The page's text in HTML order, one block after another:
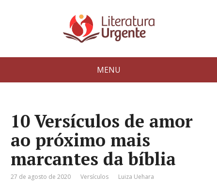
MENU
10 Versículos de amor
ao próximo mais
marcantes da bíblia
27 de agosto de 2020 Versículos Luiza Uehara